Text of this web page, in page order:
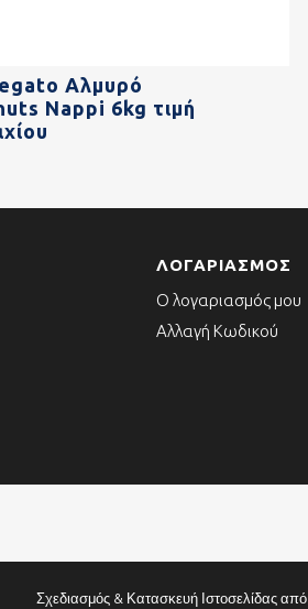
Αλμυρό
Nappi 6kg τιμή
ΛΟΓΑΡΙΑΣΜΌΣ
Ο λογαριασμός μου
Αλλαγή Κωδικού
Σχεδιασμός & Κατασκευή Ιστοσελίδας από